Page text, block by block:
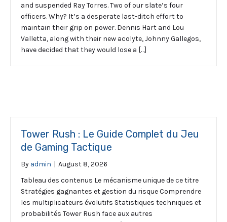
and suspended Ray Torres. Two of our slate’s four
officers. Why? It’s a desperate last-ditch effort to
maintain their grip on power. Dennis Hart and Lou
Valletta, along with their new acolyte, Johnny Gallegos,
have decided that they would lose a […]
Tower Rush : Le Guide Complet du Jeu
de Gaming Tactique
By admin | August 8, 2026
Tableau des contenus Le mécanisme unique de ce titre
Stratégies gagnantes et gestion du risque Comprendre
les multiplicateurs évolutifs Statistiques techniques et
probabilités Tower Rush face aux autres